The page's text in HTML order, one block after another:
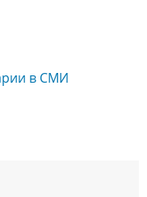
в СМИ